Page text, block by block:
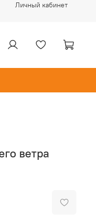
Личный кабинет
ветра